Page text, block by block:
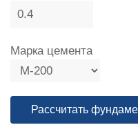
Марка цемента